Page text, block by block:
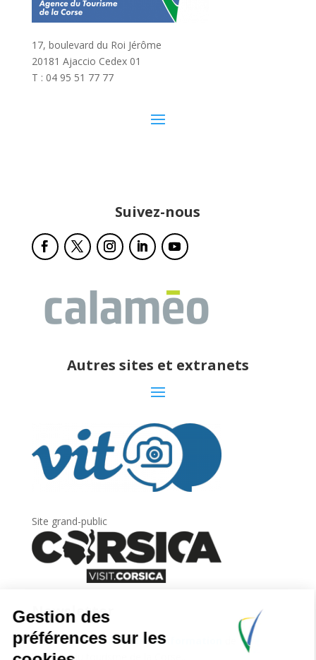
17, boulevard du Roi Jérôme
20181 Ajaccio Cedex 01
T : 04 95 51 77 77
Suivez-nous
Autres sites et extranets
Site grand-public
Newsletter
Inscrivez-vous à la lettre d’information
l’Agence du tourisme de la Corse.